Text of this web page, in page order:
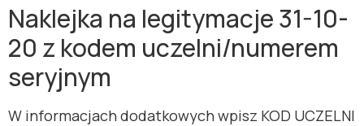
Naklejka na legitymacje 31-10-
20 z kodem uczelni/numerem
seryjnym
W informacjach dodatkowych wpisz KOD UCZELNI